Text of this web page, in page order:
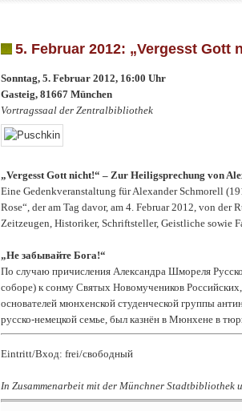
5. Februar 2012: „Vergesst Gott
Sonntag, 5. Februar 2012, 16:00 Uhr
Gasteig, 81667 München
Vortragssaal der Zentralbibliothek
„Vergesst Gott nicht!“ – Zur Heiligsprechung von
Eine Gedenkveranstaltung für Alexander Schmorell
Rose“, der am Tag davor, am 4. Februar 2012, von
Zeitzeugen, Historiker, Schriftsteller, Geistliche sowie
„Не забывайте Бога!“
По случаю причисления Александра Шмореля
соборе) к сонму Святых Новомучеников
основателей мюнхенской студенческой группы
русско-немецкой семье, был казнён в Мюнхене в
Eintritt/Вход: frei/свободный
In Zusammenarbeit mit der Münchner Stadtbibliothek